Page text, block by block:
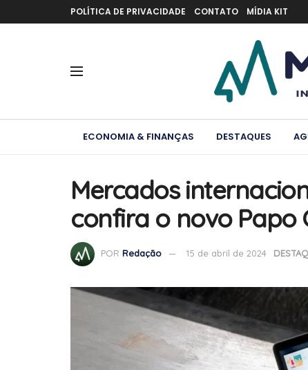
POLÍTICA DE PRIVACIDADE CONTATO MÍDIA KIT
ECONOMIA & FINANÇAS DESTAQUES
Mercados
confira o novo Papo
POR Redação 15 de abril de 2024